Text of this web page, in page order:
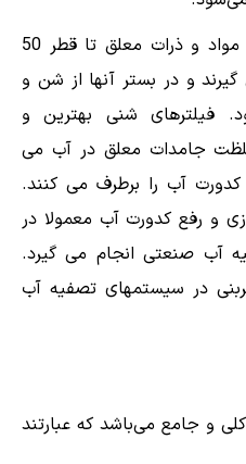
این فیلترها بیشتر برای حذف مواد و ذرات معلق تا قطر 50
و در بستر آنها از شن و
فیلترهای شنی بهترین و
جامدات معلق در آب می
آب را برطرف می کنند.
و رفع کدورت آب معمولا در
آب صنعتی انجام می گیرد.
در سیستمهای تصفیه آب
دارای 3 دسته کلی و جامع می‌باشد که عبارتند